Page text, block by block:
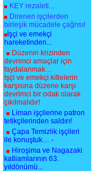
KEY rezaleti...
Direnen işçilerden
birleşik mücadele çağrısı!
İşçi ve emekçi
hareketinden...
Düzenin krizinden
devrimci amaçlar için
faydalanmak…
İşçi ve emekçi kitlelerin
karşısına düzene karşı
devrimci bir odak olarak
çıkılmalıdır!
Liman işçilerine patron
tetikçilerinden saldırı!
Çapa Temizlik işçileri
ile konuştuk… -
Hiroşima ve Nagazaki
katliamlarının 63.
yıldönümü...